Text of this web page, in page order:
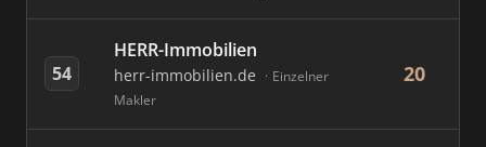
54
HERR-Immobilien
herr-immobilien.de
Einzelner
Makler
20